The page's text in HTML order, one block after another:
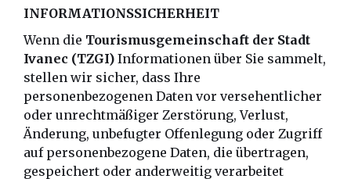
INFORMATIONSSICHERHEIT
Wenn die Tourismusgemeinschaft der Stadt
Ivanec (TZGI) Informationen über Sie sammelt,
stellen wir sicher, dass Ihre
personenbezogenen Daten vor versehentlicher
oder unrechtmäßiger Zerstörung, Verlust,
Änderung, unbefugter Offenlegung oder Zugriff
auf personenbezogene Daten, die übertragen,
gespeichert oder anderweitig verarbeitet